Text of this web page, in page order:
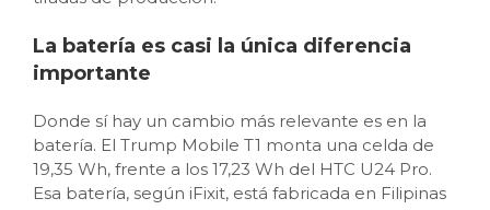
La batería es casi la única diferencia
importante
Donde sí hay un cambio más relevante es en la
batería. El Trump Mobile T1 monta una celda de
19,35 Wh, frente a los 17,23 Wh del HTC U24 Pro.
Esa batería, según iFixit, está fabricada en Filipinas